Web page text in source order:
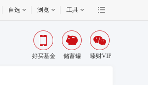
自选 浏览 工具
好买基金 储蓄罐 臻财VIP